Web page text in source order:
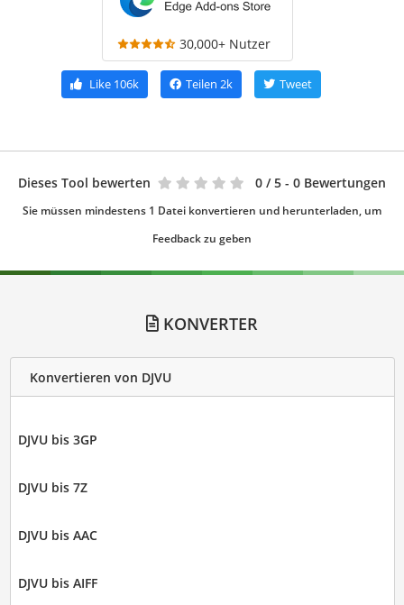
30,000+ Nutzer
Like 106k Teilen 2k Tweet
Dieses Tool bewerten 0 / 5 - 0 Bewertungen
Sie müssen mindestens 1 Datei konvertieren und herunterladen, um
Feedback zu geben
KONVERTER
Konvertieren von DJVU
DJVU bis 3GP
DJVU bis 7Z
DJVU bis AAC
DJVU bis AIFF